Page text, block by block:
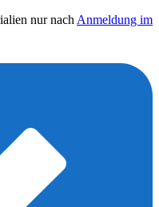
nur nach Anmeldung im